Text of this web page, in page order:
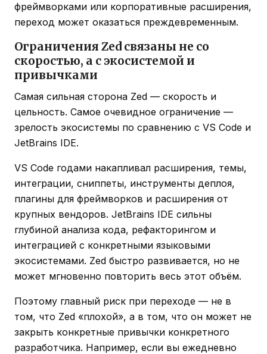
фреймворками или корпоративные расширения,
переход может оказаться преждевременным.
Ограничения Zed связаны не со
скоростью, а с экосистемой и
привычками
Самая сильная сторона Zed — скорость и
цельность. Самое очевидное ограничение —
зрелость экосистемы по сравнению с VS Code и
JetBrains IDE.
VS Code годами накапливал расширения, темы,
интеграции, сниппеты, инструменты деплоя,
плагины для фреймворков и расширения от
крупных вендоров. JetBrains IDE сильны
глубиной анализа кода, рефакторингом и
интеграцией с конкретными языковыми
экосистемами. Zed быстро развивается, но не
может мгновенно повторить весь этот объём.
Поэтому главный риск при переходе — не в
том, что Zed «плохой», а в том, что он может не
закрыть конкретные привычки конкретного
разработчика. Например, если вы ежедневно